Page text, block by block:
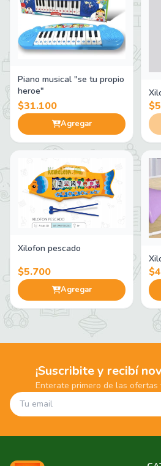
Piano musical "se tu propio
heroe"
$31.100
Agregar
Xilofon pescado
$5.700
Agregar
¡Suscribite y recibí
Enterate primero de las ofertas